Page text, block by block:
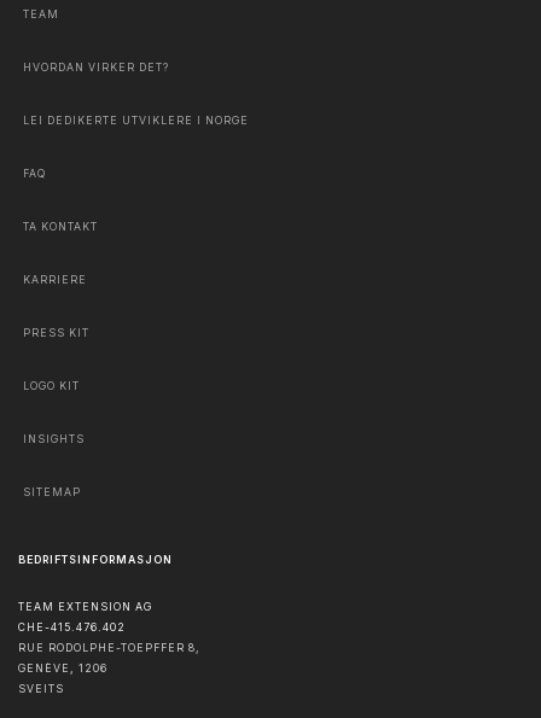
TEAM
HVORDAN VIRKER DET?
LEI DEDIKERTE UTVIKLERE I NORGE
FAQ
TA KONTAKT
KARRIERE
PRESS KIT
LOGO KIT
INSIGHTS
SITEMAP
BEDRIFTSINFORMASJON
TEAM EXTENSION AG
CHE-415.476.402
RUE RODOLPHE-TOEPFFER 8,
GENÈVE , 1206
SVEITS